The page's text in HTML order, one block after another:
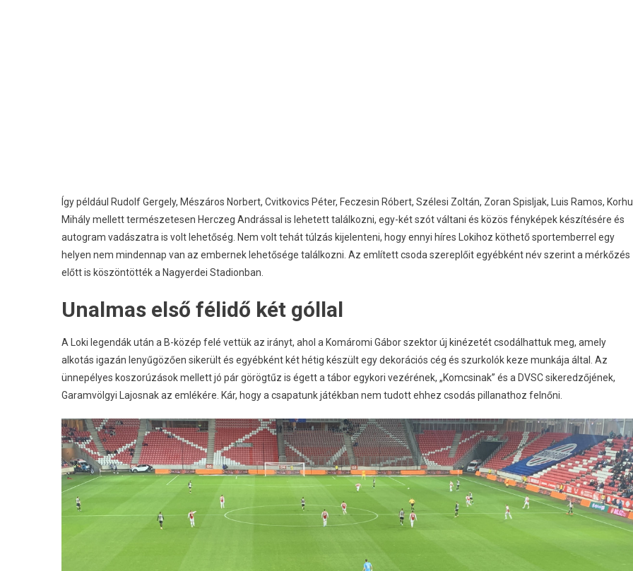
Így például Rudolf Gergely, Mészáros Norbert, Cvitkovics Péter, Feczesin Róbert, Szélesi Zoltán, Zoran Spisljak, Luis Ramos,
Mihály mellett természetesen Herczeg Andrással is lehetett találkozni, egy-két szót váltani és közös fényképek készítésére és
autogram vadászatra is volt lehetőség. Nem volt tehát túlzás kijelenteni, hogy ennyi híres Lokihoz köthető sportemberrel egy
helyen nem mindennap van az embernek lehetősége találkozni. Az említett csoda szereplőit egyébként név szerint a mérkőzés
előtt is köszöntötték a Nagyerdei Stadionban.
Unalmas első félidő két góllal
A Loki legendák után a B-közép felé vettük az irányt, ahol a Komáromi Gábor szektor új kinézetét csodálhattuk meg, amely
alkotás igazán lenyűgözően sikerült és egyébként két hétig készült egy dekorációs cég és szurkolók keze munkája által. Az
ünnepélyes koszorúzások mellett jó pár görögtűz is égett a tábor egykori vezérének, „Komcsinak” és a DVSC sikeredzőjének,
Garamvölgyi Lajosnak az emlékére. Kár, hogy a csapatunk játékban nem tudott ehhez csodás pillanathoz felnőni.